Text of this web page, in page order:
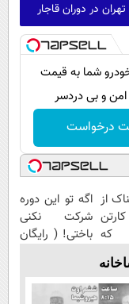
در دوران قاجار
شما به قیمت
امن و بی دردسر
درخواست
از
که
شد.
اگه تو این دوره
شرکت نکنی
باختی! ( رایگان